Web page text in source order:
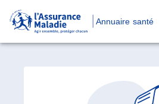
Annuaire santé